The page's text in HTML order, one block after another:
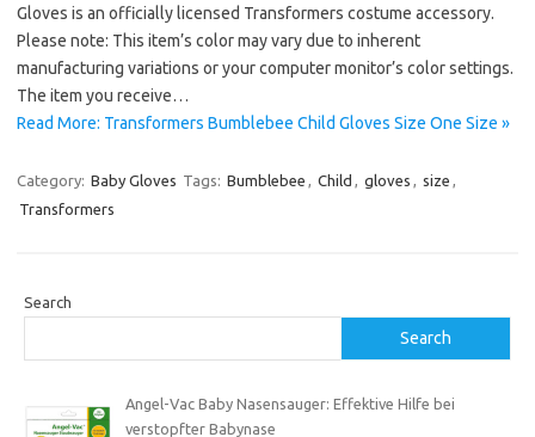
Gloves is an officially licensed Transformers costume accessory.
Please note: This item’s color may vary due to inherent
manufacturing variations or your computer monitor’s color settings.
The item you receive…
Read More: Transformers Bumblebee Child Gloves Size One Size »
Category: Baby Gloves Tags: Bumblebee , Child , gloves , size ,
Transformers
Search
Search
Angel-Vac Baby Nasensauger: Effektive Hilfe bei
verstopfter Babynase